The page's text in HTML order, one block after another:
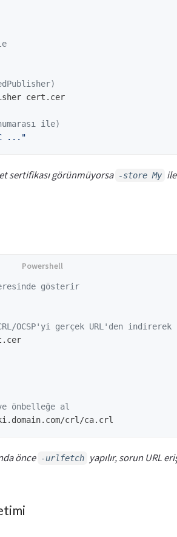
cert.cer
ile)
..."
sertifikası görünmüyorsa -store My
gösterir
OCSP'yi gerçek URL'den
önbelleğe al
crl/ca.crl
önce -urlfetch yapılır, sorun URL